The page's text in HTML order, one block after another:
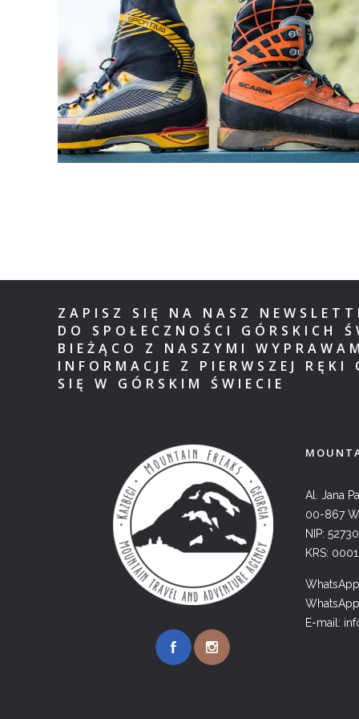
ZAPISZ SIĘ NA NASZ
DO SPOŁECZNOŚCI GÓRSKICH
BIEŻĄCO Z NASZYMI
INFORMACJE Z PIERWSZEJ
SIĘ W GÓRSKIM ŚWIECIE
Al. Jana
00-867
NIP:
KRS:
E-mail: